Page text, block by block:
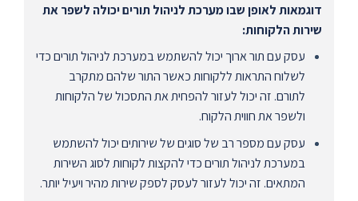
דוגמאות לאופן שבו מערכת לניהול תורים יכולה לשפר את
שירות הלקוחות:
עסק עם תור ארוך יכול להשתמש במערכת לניהול תורים כדי
לשלוח התראות ללקוחות כאשר התור שלהם מתקרב
לתורם. זה יכול לעזור להפחית את התסכול של הלקוחות
ולשפר את חווית הלקוח.
עסק עם מספר רב של סוגים של שירותים יכול להשתמש
במערכת לניהול תורים כדי להקצות לקוחות לסוג השירות
המתאים. זה יכול לעזור לעסק לספק שירות מהיר ויעיל יותר.